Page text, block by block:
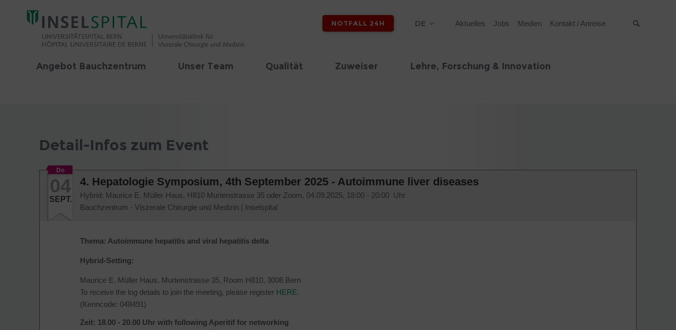
NOTFALL 24H DE Aktuelles Jobs Medien Kontakt / Anreise
Angebot Bauchzentrum Unser Team Qualität Zuweiser Lehre, Forschung & Innovation
Detail-Infos zum Event
Do
04
SEPT.
4. Hepatologie Symposium, 4th September 2025 - Autoimmune liver diseases
Hybrid: Maurice E. Müller Haus, H810 Murtenstrasse 35 oder Zoom, 04.09.2025, 18:00 - 20:00 Uhr
Bauchzentrum - Viszerale Chirurgie und Medizin | Inselspital
Thema: Autoimmune hepatitis and viral hepatitis delta
Hybrid-Setting:
Maurice E. Müller Haus, Murtenstrasse 35, Room H810, 3008 Bern
To receive the log details to join the meeting, please register HERE.
(Kenncode: 048491)
Zeit: 18.00 - 20.00 Uhr with following Aperitif for networking